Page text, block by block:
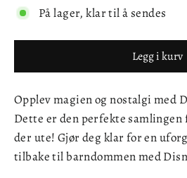
På lager, klar til å sendes
Legg i kurv
Opplev magien og nostalgi med
Dette er den perfekte samlingen
der ute! Gjør deg klar for en
tilbake til barndommen med